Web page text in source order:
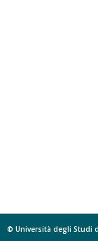
© Università degli Studi